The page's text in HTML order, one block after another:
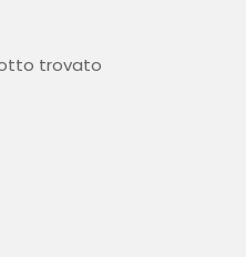
trovato